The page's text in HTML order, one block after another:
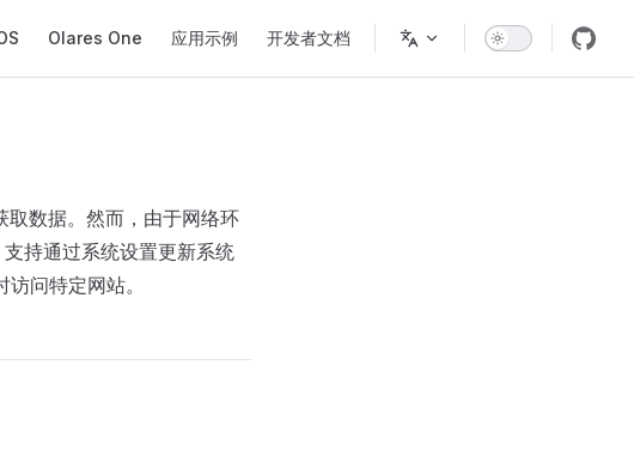
Olares One 应用示例 开发者文档
取数据。然而，由于网络环
持通过系统设置更新系统
问特定网站。